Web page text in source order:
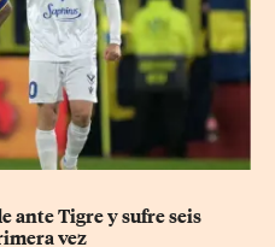
ante Tigre y sufre seis
vez